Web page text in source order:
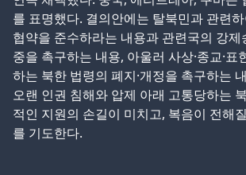
를 표명했다. 결의안에는 탈북민과 관련
협약을 준수하라는 내용과 관련국의 강제
중을 촉구하는 내용, 아울러 사상·종교·표
하는 북한 법령의 폐지·개정을 촉구하는
오랜 인권 침해와 압제 아래 고통당하는
적인 지원의 손길이 미치고, 복음이 전해
를 기도한다.